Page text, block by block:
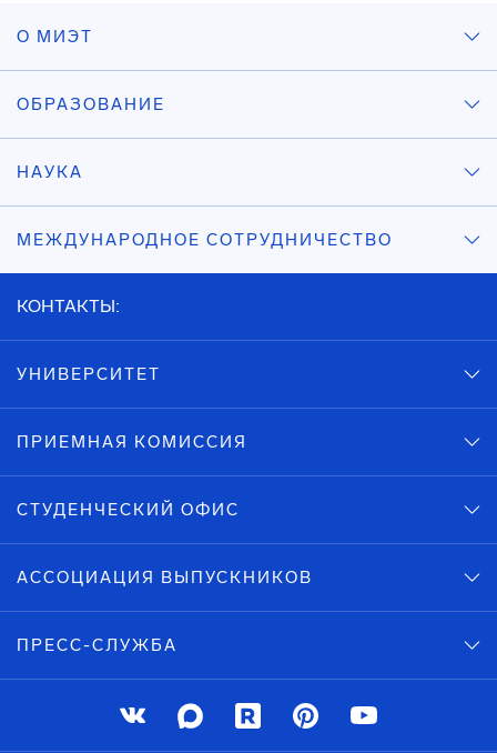
О МИЭТ
ОБРАЗОВАНИЕ
НАУКА
МЕЖДУНАРОДНОЕ СОТРУДНИЧЕСТВО
КОНТАКТЫ:
УНИВЕРСИТЕТ
ПРИЕМНАЯ КОМИССИЯ
СТУДЕНЧЕСКИЙ ОФИС
АССОЦИАЦИЯ ВЫПУСКНИКОВ
ПРЕСС-СЛУЖБА